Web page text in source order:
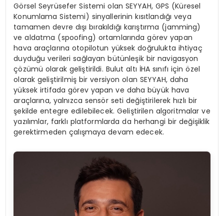
Görsel Seyrüsefer Sistemi olan SEYYAH, GPS (Küresel
Konumlama Sistemi) sinyallerinin kısıtlandığı veya
tamamen devre dışı bırakıldığı karıştırma (jamming)
ve aldatma (spoofing) ortamlarında görev yapan
hava araçlarına otopilotun yüksek doğrulukta ihtiyaç
duyduğu verileri sağlayan bütünleşik bir navigasyon
çözümü olarak geliştirildi. Bulut altı İHA sınıfı için özel
olarak geliştirilmiş bir versiyon olan SEYYAH, daha
yüksek irtifada görev yapan ve daha büyük hava
araçlarına, yalnızca sensör seti değiştirilerek hızlı bir
şekilde entegre edilebilecek. Geliştirilen algoritmalar ve
yazılımlar, farklı platformlarda da herhangi bir değişiklik
gerektirmeden çalışmaya devam edecek.